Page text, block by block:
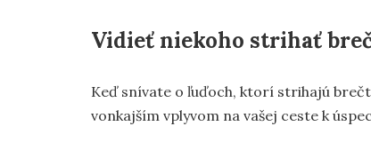
Vidieť niekoho strihať
Keď snívate o ľuďoch, ktorí strihajú
vonkajším vplyvom na vašej ceste k